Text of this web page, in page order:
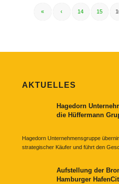
« ‹ 14 15
AKTUELLES
Hagedorn
die Hüffermann
Hagedorn Unternehmensgruppe
strategischer Käufer und führt den
Aufstellung der
Hamburger